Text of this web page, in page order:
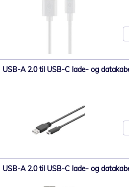
USB-A 2.0 til USB-C lade- og
USB-A 2.0 til USB-C lade- og